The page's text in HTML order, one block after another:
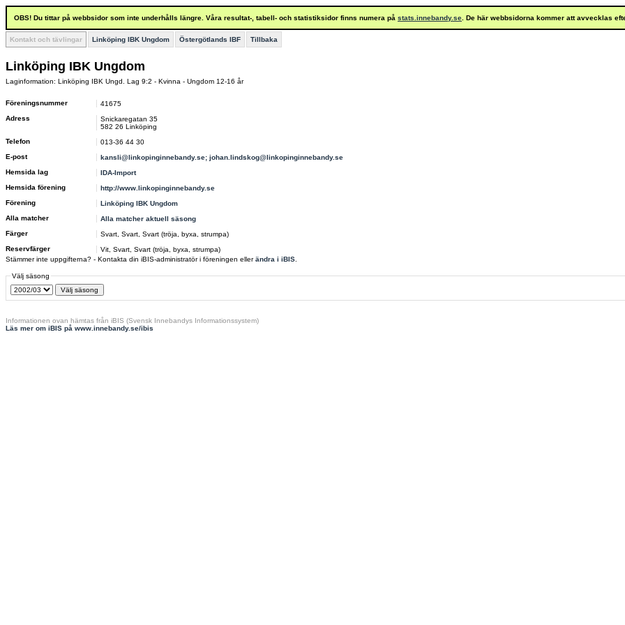
OBS! Du tittar på webbsidor som inte underhålls längre. Våra resultat-, tabell- och statistiksidor finns numera på stats.innebandy.se . De här webbsidorna kommer att avvecklas
Kontakt och tävlingar Linköping IBK Ungdom Östergötlands IBF Tillbaka
Linköping IBK Ungdom
Laginformation: Linköping IBK Ungd. Lag 9:2 - Kvinna - Ungdom 12-16 år
Föreningsnummer
41675
Adress
Snickaregatan 35
582 26 Linköping
Telefon
013-36 44 30
E-post
kansli@linkopinginnebandy.se; johan.lindskog@linkopinginnebandy.se
Hemsida lag
IDA-Import
Hemsida förening
http://www.linkopinginnebandy.se
Förening
Linköping IBK Ungdom
Alla matcher
Alla matcher aktuell säsong
Färger
Svart, Svart, Svart (tröja, byxa, strumpa)
Reservfärger
Vit, Svart, Svart (tröja, byxa, strumpa)
Stämmer inte uppgifterna? - Kontakta din iBIS-administratör i föreningen ellerändra i iBIS
Välj säsong
Informationen ovan hämtas från iBIS (Svensk Innebandys Informationssystem)
Läs mer om iBIS på www.innebandy.se/ibis